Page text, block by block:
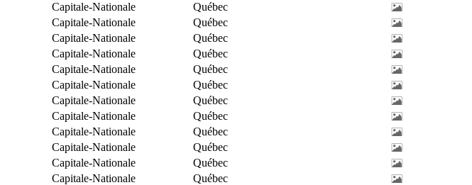
Capitale-Nationale
Québec
Capitale-Nationale
Québec
Capitale-Nationale
Québec
Capitale-Nationale
Québec
Capitale-Nationale
Québec
Capitale-Nationale
Québec
Capitale-Nationale
Québec
Capitale-Nationale
Québec
Capitale-Nationale
Québec
Capitale-Nationale
Québec
Capitale-Nationale
Québec
Capitale-Nationale
Québec